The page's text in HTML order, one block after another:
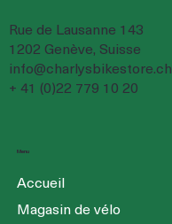
Rue de Lausanne 143
1202 Genève, Suisse
info@charlysbikestore.ch
+ 41 (0)22 779 10 20
Menu
Accueil
Magasin de vélo